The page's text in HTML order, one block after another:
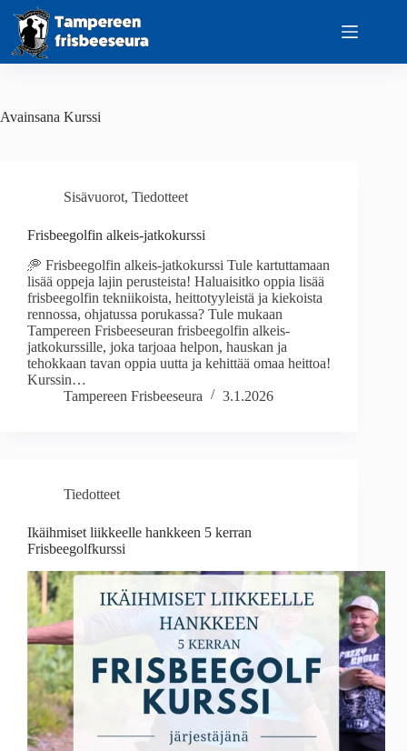
content
Avainsana Kurssi
Sisävuorot, Tiedotteet
Frisbeegolfin alkeis-jatkokurssi
🥏 Frisbeegolfin alkeis-jatkokurssi Tule kartuttamaan
lisää oppeja lajin perusteista! Haluaisitko oppia lisää
frisbeegolfin tekniikoista, heittotyyleistä ja kiekoista
rennossa, ohjatussa porukassa? Tule mukaan
Tampereen Frisbeeseuran frisbeegolfin alkeis-
jatkokurssille, joka tarjoaa helpon, hauskan ja
tehokkaan tavan oppia uutta ja kehittää omaa heittoa!
Kurssin…
Tampereen Frisbeeseura
3.1.2026
Tiedotteet
Ikäihmiset liikkeelle hankkeen 5 kerran
Frisbeegolfkurssi